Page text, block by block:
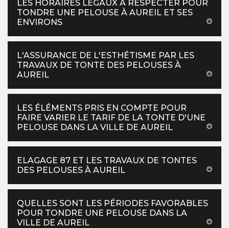
LES HORAIRES LÉGAUX À RESPECTER POUR
TONDRE UNE PELOUSE À AUREIL ET SES
ENVIRONS
L'ASSURANCE DE L'ESTHÉTISME PAR LES
TRAVAUX DE TONTE DES PELOUSES À
AUREIL
LES ÉLÉMENTS PRIS EN COMPTE POUR
FAIRE VARIER LE TARIF DE LA TONTE D'UNE
PELOUSE DANS LA VILLE DE AUREIL
ELAGAGE 87 ET LES TRAVAUX DE TONTES
DES PELOUSES À AUREIL
QUELLES SONT LES PÉRIODES FAVORABLES
POUR TONDRE UNE PELOUSE DANS LA
VILLE DE AUREIL